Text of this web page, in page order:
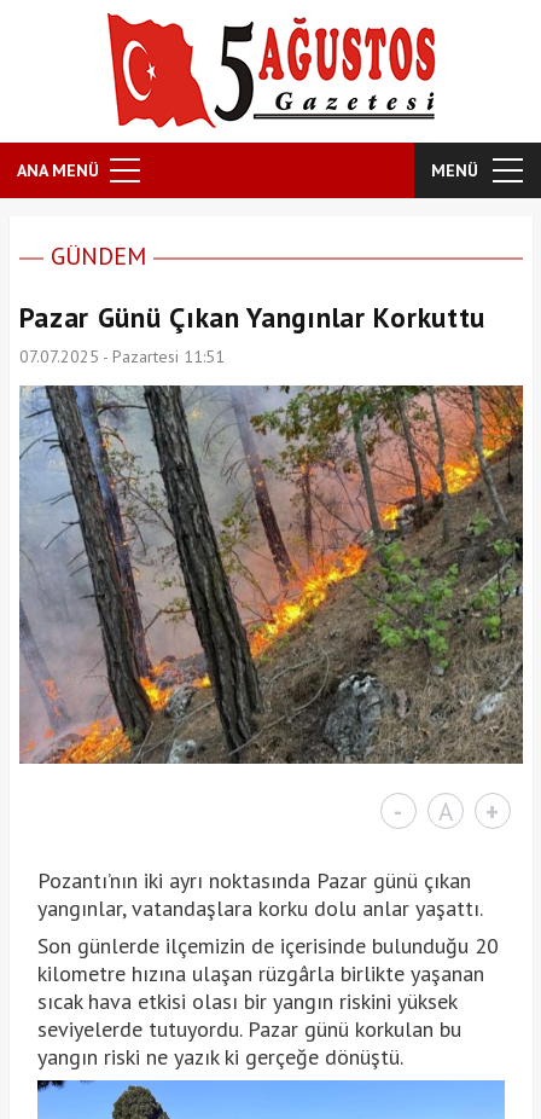
ANA MENÜ MENÜ
GÜNDEM
Pazar Günü Çıkan Yangınlar Korkuttu
07.07.2025 - Pazartesi 11:51
- A +
Pozantı’nın iki ayrı noktasında Pazar günü çıkan
yangınlar, vatandaşlara korku dolu anlar yaşattı.
Son günlerde ilçemizin de içerisinde bulunduğu 20
kilometre hızına ulaşan rüzgârla birlikte yaşanan
sıcak hava etkisi olası bir yangın riskini yüksek
seviyelerde tutuyordu. Pazar günü korkulan bu
yangın riski ne yazık ki gerçeğe dönüştü.